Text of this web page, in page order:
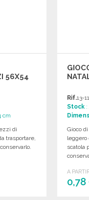
56X54
cm
di
trasportare,
Rif.13-
Stock
Gioco
leggero
scatola
A